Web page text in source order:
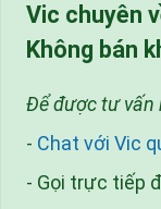
Vic chuyên
Không bán
Để được tư vấn
- Chat với Vic
- Gọi trực tiếp